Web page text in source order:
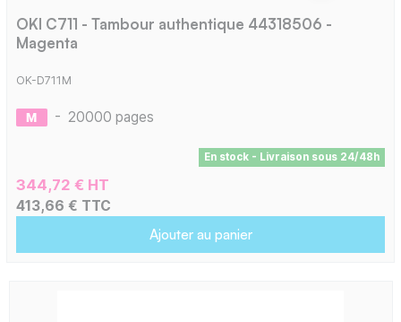
OKI C711 - Tambour authentique 44318506 -
Magenta
OK-D711M
- 20000 pages
En stock - Livraison sous 24/48h
344,72 € HT
413,66 € TTC
Ajouter au panier